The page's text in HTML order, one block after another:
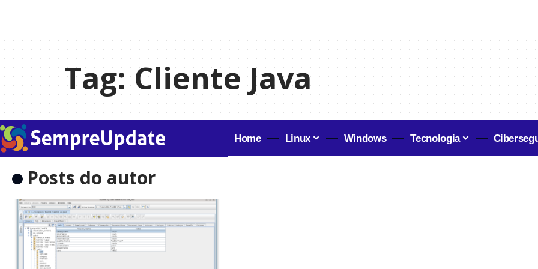
Tag:Cliente Java
Home Linux Windows Tecnologia
Posts do autor